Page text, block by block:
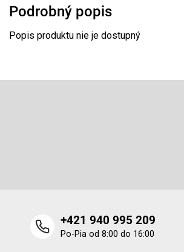
Podrobný popis
Popis produktu nie je dostupný
+421 940 995 209
Po-Pia od 8:00 do 16:00